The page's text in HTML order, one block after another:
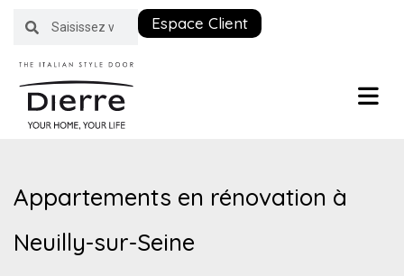
Espace Client
Appartements en rénovation à
Neuilly-sur-Seine